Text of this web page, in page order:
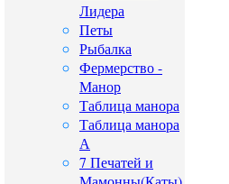
Лидера
Петы
Рыбалка
Фермерство -
Манор
Таблица манора
Таблица манора
А
7 Печатей и